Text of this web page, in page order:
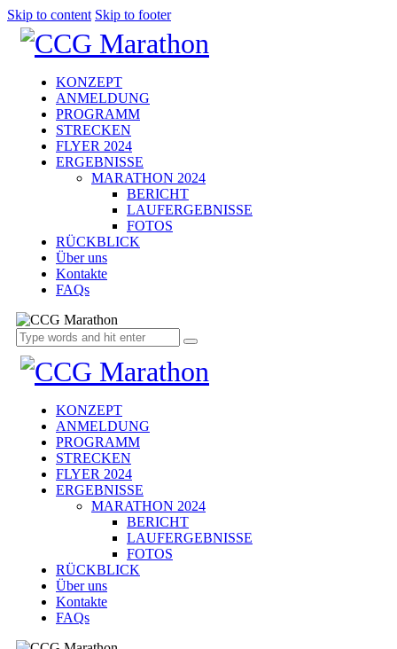
Skip to content Skip to footer
KONZEPT
ANMELDUNG
PROGRAMM
STRECKEN
FLYER 2024
ERGEBNISSE
MARATHON 2024
BERICHT
LAUFERGEBNISSE
FOTOS
RÜCKBLICK
Über uns
Kontakte
FAQs
KONZEPT
ANMELDUNG
PROGRAMM
STRECKEN
FLYER 2024
ERGEBNISSE
MARATHON 2024
BERICHT
LAUFERGEBNISSE
FOTOS
RÜCKBLICK
Über uns
Kontakte
FAQs